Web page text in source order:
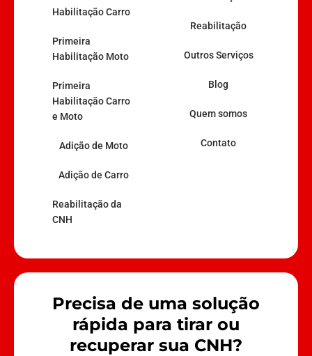
Habilitação Carro
Primeira
Habilitação Moto
Primeira
Habilitação Carro
e Moto
Adição de Moto
Adição de Carro
Reabilitação da
CNH
Reabilitação
Outros Serviços
Blog
Quem somos
Contato
Precisa de uma solução
rápida para tirar ou
recuperar sua CNH?